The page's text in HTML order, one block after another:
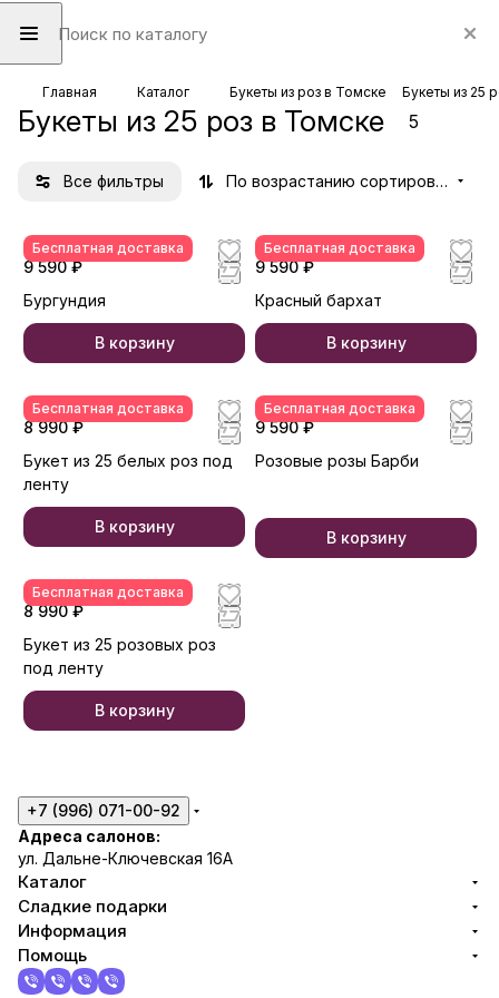
Главная Каталог Букеты из роз в Томске Букеты из 25
Букеты из 25 роз в Томске 5
Все фильтры По возрастанию сортировки
Бесплатная доставка
9 590 ₽
Бургундия
В корзину
Бесплатная доставка
9 590 ₽
Красный бархат
В корзину
Бесплатная доставка
8 990 ₽
Букет из 25 белых роз под
ленту
В корзину
Бесплатная доставка
9 590 ₽
Розовые розы Барби
В корзину
Бесплатная доставка
8 990 ₽
Букет из 25 розовых роз
под ленту
В корзину
+7 (996) 071-00-92
Адреса салонов:
ул. Дальне-Ключевская 16А
Каталог
Сладкие подарки
Информация
Помощь